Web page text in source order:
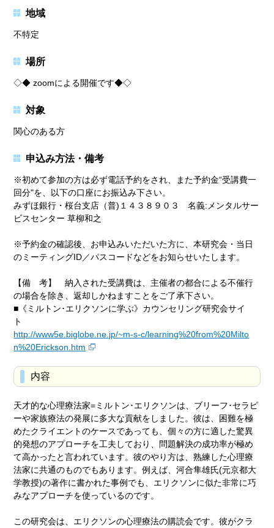
地域
不特定
場所
◇◆ zoomによる開催です◆◇
対象
関心のある方
申込み方法・備考
※初めて参加の方は必ず電話予約をされ、また予約金“受講費一
回分"を、以下の口座にお振込み下さい。
みずほ銀行・桜台支店（普)１４３８９０３ 名義:メンタルサー
ビスセンター 草柳和之
※予約金の確認後、お申込みいただいた方に、本研究会・当日
のミーティングID／パスコードなどをお知らせいたします。
【備 考】 納入された受講費は、主催者の都合による不催行
の場合を除き、返却しかねますことをご了承下さい。
■《ミルトン･エリクソンに学ぶ》カウンセリング研究会サイ
ト
http://www5e.biglobe.ne.jp/~m-s-c/learning%20from%20Milto
n%20Erickson.htm
内容
天才的な心理療法家=ミルトン･エリクソンは、ブリーフ･セラピ
ーや家族療法の発展に多大な貢献をしました。彼は、困難を極
めたクライエントのケースであっても、個々の方に適した驚異
的発想のアプローチを工夫しており、問題解決の成功率が極め
て高かったと言われています。彼のやり方は、熟練した心理療
法家に共通のものでもあります。例えば、河合隼雄氏(元京都大
学教授)の著作に書かれた事例でも、エリクソンに似た非常に巧
みなアプローチを使っているのです。
この研究会は、エリクソンの心理療法の購読会です。彼がクラ